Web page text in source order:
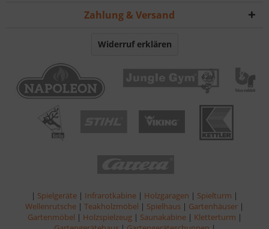
Zahlung & Versand
Widerruf erklären
| Spielgeräte | Infrarotkabine | Holzgaragen | Spielturm |
Wellenrutsche | Teakholzmöbel | Spielhaus | Gartenhäuser |
Gartenmöbel | Holzspielzeug | Saunakabine | Kletterturm |